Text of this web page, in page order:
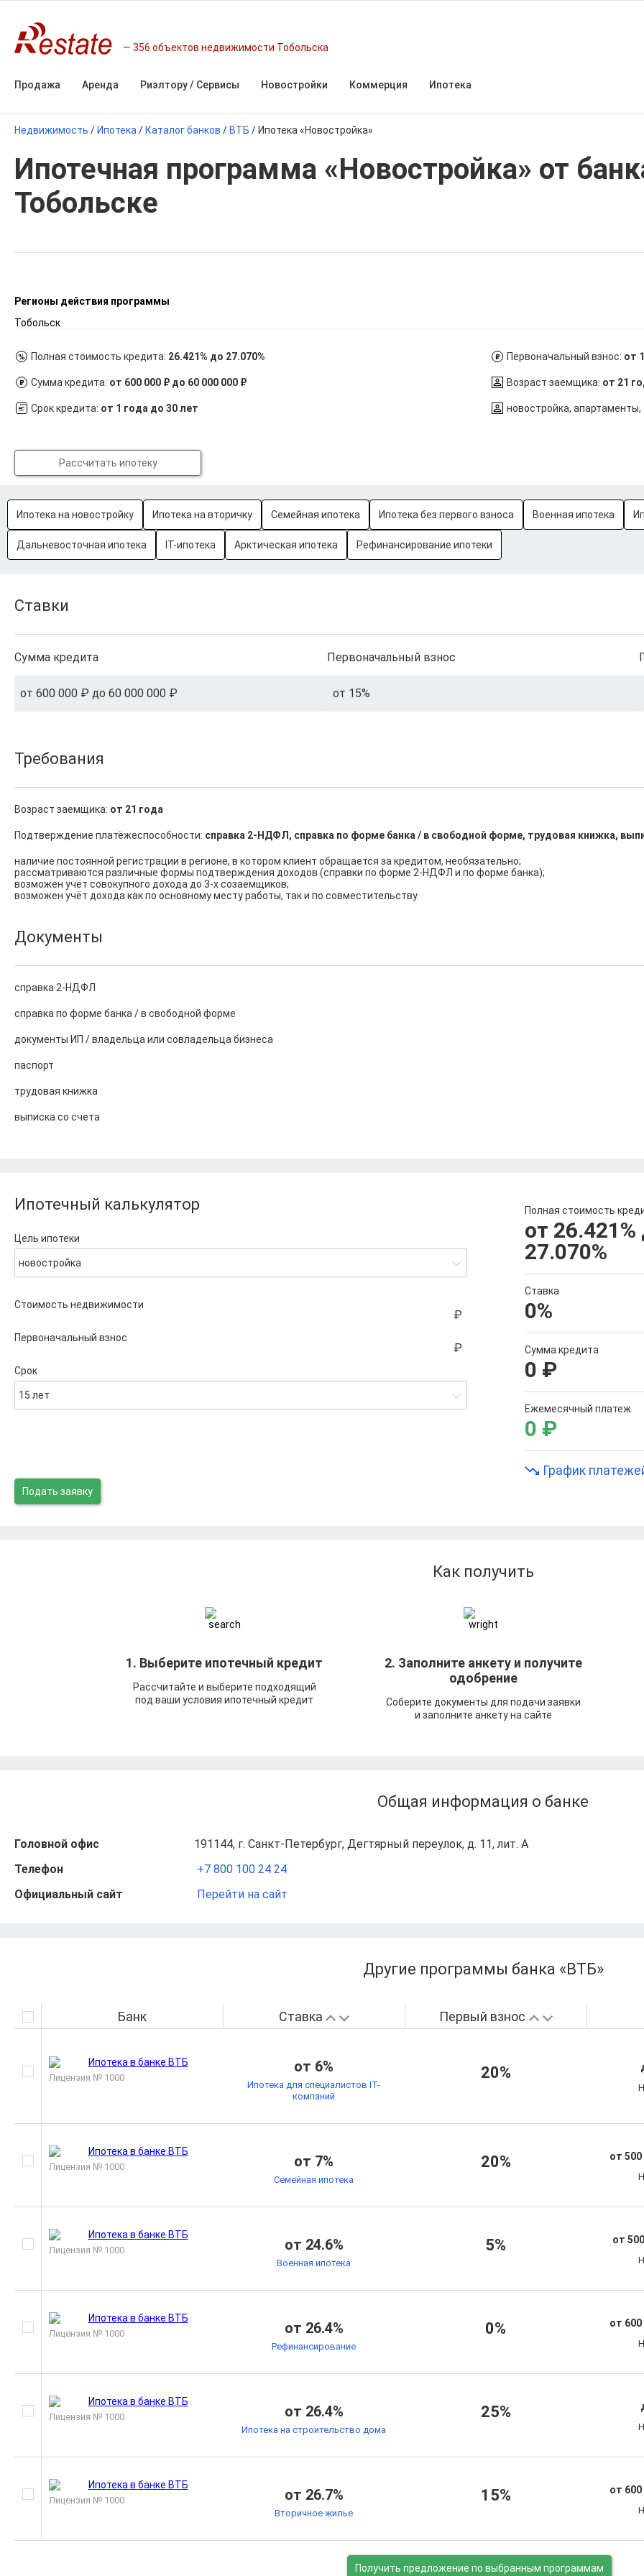
356 объектов недвижимости Тобольска
Продажа Аренда Риэлтору / Сервисы Новостройки Коммерция Ипотека
Недвижимость / Ипотека / Каталог банков / ВТБ / Ипотека «Новостройка»
Ипотечная программа «Новостройка» от
Тобольске
Регионы действия программы
Тобольск
Полная стоимость кредита: 26.421% до 27.070%
Сумма кредита: от 600 000 ₽ до 60 000 000 ₽
Срок кредита: от 1 года до 30 лет
Первоначальный взнос: от
Возраст заемщика: от 21
новостройка, апартаменты,
Рассчитать ипотеку
Ипотека на новостройку Ипотека на вторичку Семейная ипотека Ипотека без первого взноса Военная ипотека
Дальневосточная ипотека IT-ипотека Арктическая ипотека Рефинансирование ипотеки
Ставки
Сумма кредита
от 600 000 ₽ до 60 000 000 ₽
Первоначальный взнос
от 15%
Требования
Возраст заемщика: от 21 года
Подтверждение платёжеспособности: справка 2-НДФЛ, справка по форме банка / в свободной форме, трудовая книжка,
наличие постоянной регистрации в регионе, в котором клиент обращается за кредитом, необязательно;
рассматриваются различные формы подтверждения доходов (справки по форме 2-НДФЛ и по форме банка);
возможен учёт совокупного дохода до 3-х созаёмщиков;
возможен учёт дохода как по основному месту работы, так и по совместительству.
Документы
справка 2-НДФЛ
справка по форме банка / в свободной форме
документы ИП / владельца или совладельца бизнеса
паспорт
трудовая книжка
выписка со счета
Ипотечный калькулятор
Цель ипотеки
новостройка
Стоимость недвижимости
Первоначальный взнос
Срок
15 лет
Полная стоимость
от 26.421%
27.070%
Ставка
0%
Сумма кредита
0 ₽
Ежемесячный платеж
0 ₽
График
Подать заявку
Как получить
1. Выберите ипотечный кредит
Рассчитайте и выберите подходящий
под ваши условия ипотечный кредит
2. Заполните анкету и получите
одобрение
Соберите документы для подачи заявки
и заполните анкету на сайте
Общая информация о банке
Головной офис
191144, г. Санкт-Петербург, Дегтярный переулок, д. 11, лит. А
Телефон
+7 800 100 24 24
Официальный сайт
Перейти на сайт
Другие программы банка «ВТБ»
Банк Ставка Первый взнос
Лицензия № 1000
от 6%
Ипотека для специалистов IT-
компаний
20%
Лицензия № 1000 от 7%
Семейная ипотека
20% от 500
Лицензия № 1000 от 24.6%
Военная ипотека
5% от
Лицензия № 1000 от 26.4%
Рефинансирование
0% от 600
Лицензия № 1000 от 26.4%
Ипотека на строительство дома
25%
Лицензия № 1000 от 26.7%
Вторичное жилье
15% от 600
Получить предложение по выбранным программам